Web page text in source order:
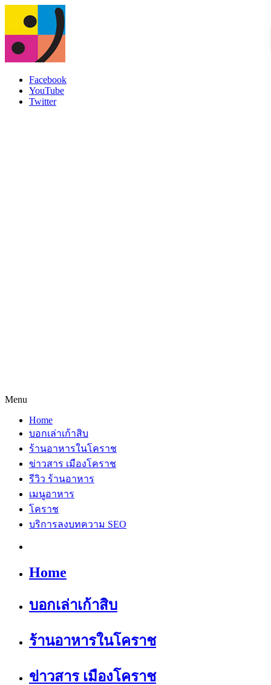
Facebook
YouTube
Twitter
Menu
Home
บอกเล่าเก้าสิบ
ร้านอาหารในโคราช
ข่าวสาร เมืองโคราช
รีวิว ร้านอาหาร
เมนูอาหาร
โคราช
บริการลงบทความ SEO
Home
บอกเล่าเก้าสิบ
ร้านอาหารในโคราช
ข่าวสาร เมืองโคราช